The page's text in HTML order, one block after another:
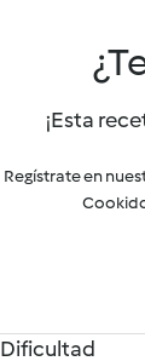
¡Esta
Regístrate en
Dificultad